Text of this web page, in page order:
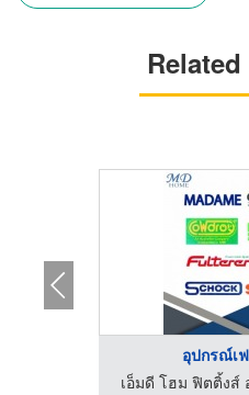
อุปกรณ์เ
เอ็มดี โฮม ฟิตติ้งส์